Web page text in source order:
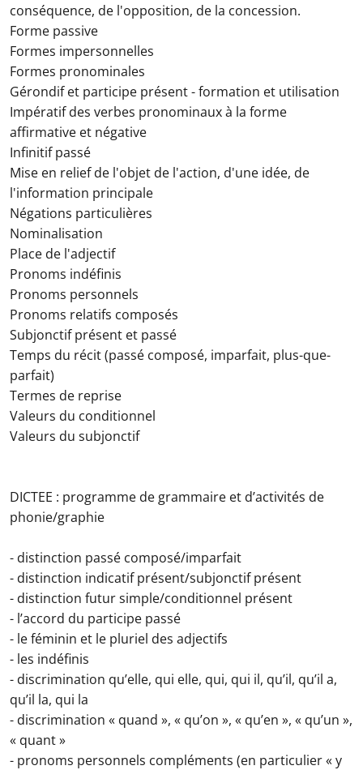
conséquence, de l'opposition, de la concession.
Forme passive
Formes impersonnelles
Formes pronominales
Gérondif et participe présent - formation et utilisation
Impératif des verbes pronominaux à la forme
affirmative et négative
Infinitif passé
Mise en relief de l'objet de l'action, d'une idée, de
l'information principale
Négations particulières
Nominalisation
Place de l'adjectif
Pronoms indéfinis
Pronoms personnels
Pronoms relatifs composés
Subjonctif présent et passé
Temps du récit (passé composé, imparfait, plus-que-
parfait)
Termes de reprise
Valeurs du conditionnel
Valeurs du subjonctif
DICTEE : programme de grammaire et d’activités de
phonie/graphie
- distinction passé composé/imparfait
- distinction indicatif présent/subjonctif présent
- distinction futur simple/conditionnel présent
- l’accord du participe passé
- le féminin et le pluriel des adjectifs
- les indéfinis
- discrimination qu’elle, qui elle, qui, qui il, qu’il, qu’il a,
qu’il la, qui la
- discrimination « quand », « qu’on », « qu’en », « qu’un »,
« quant »
- pronoms personnels compléments (en particulier « y